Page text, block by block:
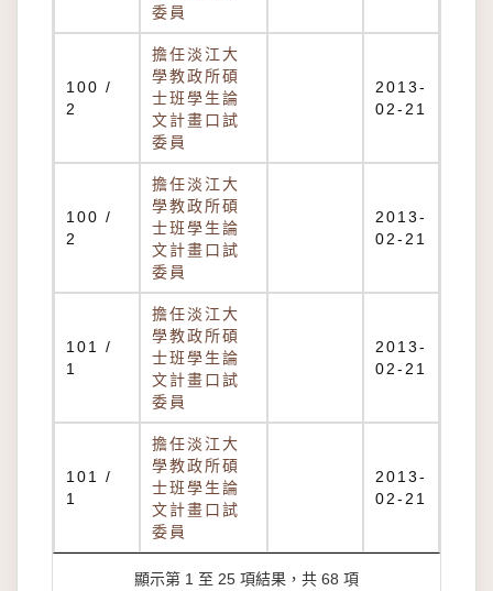
委員
100 /
2
擔任淡江大
學教政所碩
士班學生論
文計畫口試
委員
2013-
02-21
100 /
2
擔任淡江大
學教政所碩
士班學生論
文計畫口試
委員
2013-
02-21
101 /
1
擔任淡江大
學教政所碩
士班學生論
文計畫口試
委員
2013-
02-21
101 /
1
擔任淡江大
學教政所碩
士班學生論
文計畫口試
委員
2013-
02-21
顯示第 1 至 25 項結果，共 68 項